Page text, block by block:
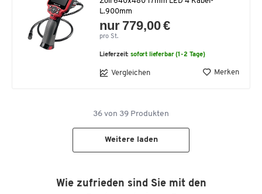
L.900mm
nur 779,00 €
pro St.
Lieferzeit:sofort lieferbar (1-2 Tage)
Vergleichen Merken
36 von 39 Produkten
Weitere laden
Wie zufrieden sind Sie mit den